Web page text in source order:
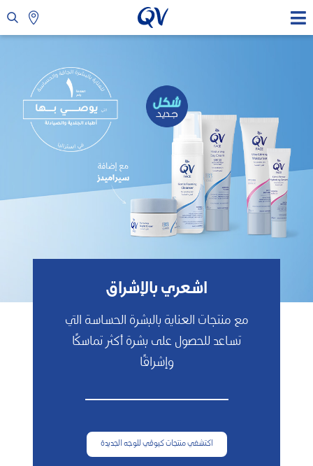
اشعري بالإشراق
مع منتجات العناية بالبشرة الحساسة التي
تساعد للحصول على بشرة أكثر تماسكًا
وإشراقًا
اكتشفي منتجات كيوڤي للوجه الجديدة